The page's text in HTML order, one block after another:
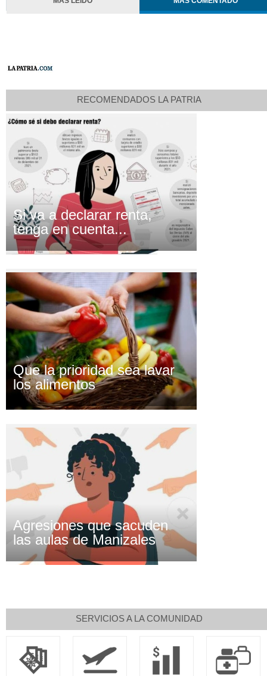
RECOMENDADOS LA PATRIA
Si va a declarar renta,
tenga en cuenta...
Que la prioridad sea lavar
los alimentos
Agresiones que sacuden
las aulas de Manizales
SERVICIOS A LA COMUNIDAD